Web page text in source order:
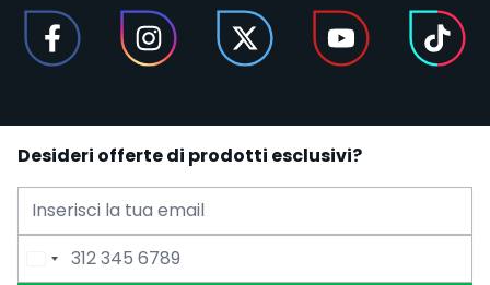
Desideri offerte di prodotti esclusivi?
Indirizzo Email
Numero di Telefono